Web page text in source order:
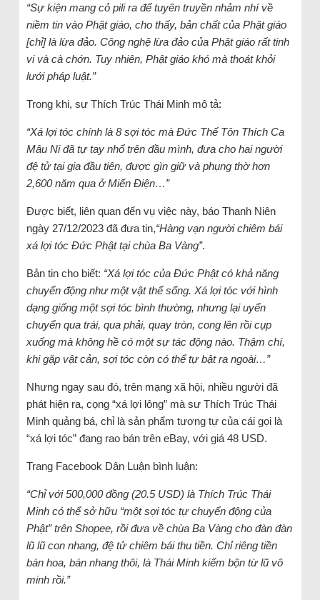
“Sự kiện mang cỏ pili ra để tuyên truyền nhảm nhí về
niềm tin vào Phật giáo, cho thấy, bản chất của Phật giáo
[chỉ] là lừa đảo. Công nghệ lừa đảo của Phật giáo rất tinh
vi và cà chớn. Tuy nhiên, Phật giáo khó mà thoát khỏi
lưới pháp luật.”
Trong khi, sư Thích Trúc Thái Minh mô tả:
“Xá lợi tóc chính là 8 sợi tóc mà Đức Thế Tôn Thích Ca
Mâu Ni đã tự tay nhổ trên đầu mình, đưa cho hai người
đệ tử tại gia đầu tiên, được gìn giữ và phụng thờ hơn
2,600 năm qua ở Miến Điện…”
Được biết, liên quan đến vụ việc này, báo Thanh Niên
ngày 27/12/2023 đã đưa tin,“Hàng vạn người chiêm bái
xá lợi tóc Đức Phật tại chùa Ba Vàng”.
Bản tin cho biết: “Xá lợi tóc của Đức Phật có khả năng
chuyển động như một vật thể sống. Xá lợi tóc với hình
dạng giống một sợi tóc bình thường, nhưng lại uyển
chuyển qua trái, qua phải, quay tròn, cong lên rồi cụp
xuống mà không hề có một sự tác động nào. Thậm chí,
khi gặp vật cản, sợi tóc còn có thể tự bật ra ngoài…”
Nhưng ngay sau đó, trên mạng xã hội, nhiều người đã
phát hiện ra, cọng “xá lợi lông” mà sư Thích Trúc Thái
Minh quảng bá, chỉ là sản phẩm tương tự của cái gọi là
“xá lợi tóc” đang rao bán trên eBay, với giá 48 USD.
Trang Facebook Dân Luận bình luận:
“Chỉ với 500,000 đồng (20.5 USD) là Thích Trúc Thái
Minh có thể sở hữu “một sợi tóc tự chuyển động của
Phật” trên Shopee, rồi đưa về chùa Ba Vàng cho đàn đàn
lũ lũ con nhang, đệ tử chiêm bái thu tiền. Chỉ riêng tiền
bán hoa, bán nhang thôi, là Thái Minh kiếm bộn từ lũ vô
minh rồi.”